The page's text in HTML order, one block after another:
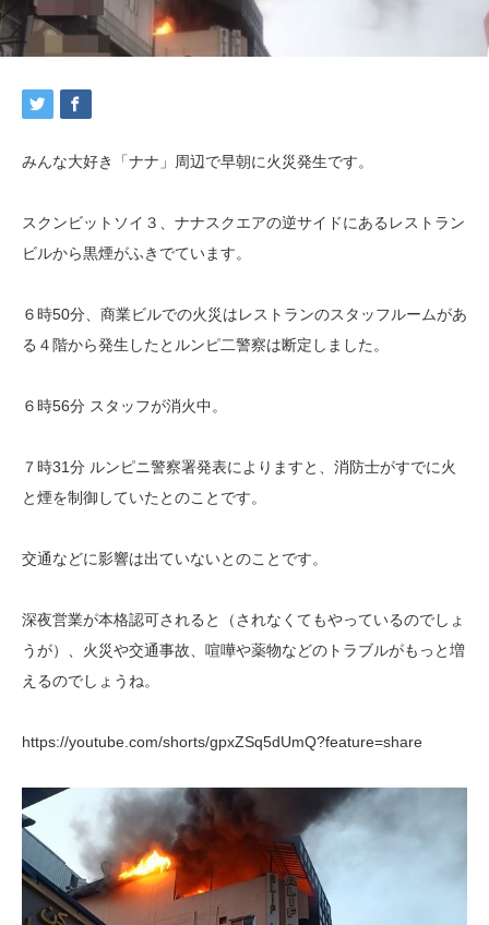
みんな大好き「ナナ」周辺で早朝に火災発生です。
スクンビットソイ３、ナナスクエアの逆サイドにあるレストラン
ビルから黒煙がふきでています。
６時50分、商業ビルでの火災はレストランのスタッフルームがあ
る４階から発生したとルンピ二警察は断定しました。
６時56分 スタッフが消火中。
７時31分 ルンピニ警察署発表によりますと、消防士がすでに火
と煙を制御していたとのことです。
交通などに影響は出ていないとのことです。
深夜営業が本格認可されると（されなくてもやっているのでしょ
うが）、火災や交通事故、喧嘩や薬物などのトラブルがもっと増
えるのでしょうね。
https://youtube.com/shorts/gpxZSq5dUmQ?feature=share